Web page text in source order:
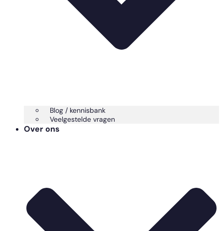
Blog / kennisbank
Veelgestelde vragen
Over ons